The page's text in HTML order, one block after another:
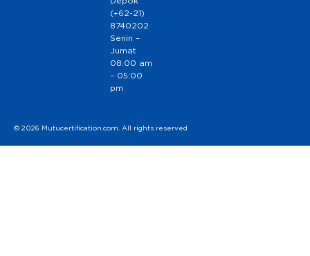
(+62-21)
8740202
Senin –
Jumat
08:00 am
– 05:00
pm
© 2026 Mutucertification.com. All rights reserved